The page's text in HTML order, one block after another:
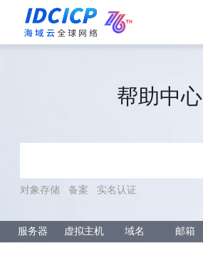
帮助中心
对象存储 备案 实名认证
服务器 虚拟主机 域名 邮箱